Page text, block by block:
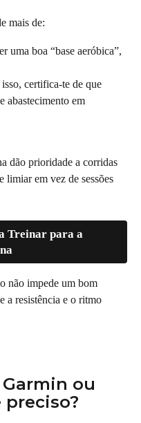
mais de:
uma boa “base aeróbica”,
certifica-te de que
abastecimento em
dão prioridade a corridas
limiar em vez de sessões
Treinar para a
não impede um bom
a resistência e o ritmo
Garmin ou